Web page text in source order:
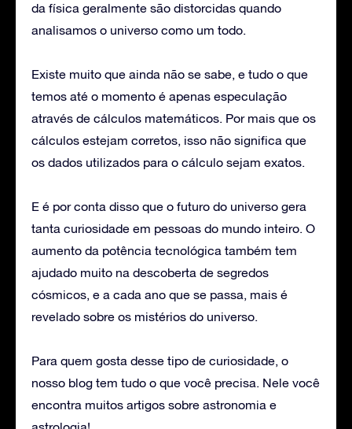
da física geralmente são distorcidas quando
analisamos o universo como um todo.
Existe muito que ainda não se sabe, e tudo o que
temos até o momento é apenas especulação
através de cálculos matemáticos. Por mais que os
cálculos estejam corretos, isso não significa que
os dados utilizados para o cálculo sejam exatos.
E é por conta disso que o futuro do universo gera
tanta curiosidade em pessoas do mundo inteiro. O
aumento da potência tecnológica também tem
ajudado muito na descoberta de segredos
cósmicos, e a cada ano que se passa, mais é
revelado sobre os mistérios do universo.
Para quem gosta desse tipo de curiosidade, o
nosso blog tem tudo o que você precisa. Nele você
encontra muitos artigos sobre astronomia e